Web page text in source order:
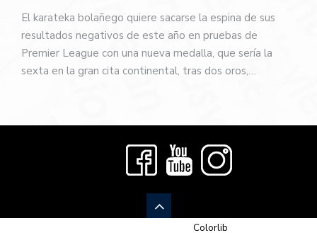
El karateka bolañego quiere sacarse la espina de sus
resultados negativos de este año en pruebas de
Premier League con una nueva medalla, que sería la
sexta en la gran cita continental, tras dos oros,…
Colorlib